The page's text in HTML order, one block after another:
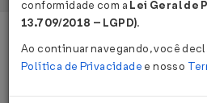
conformidade com a Lei Geral de
13.709/2018 – LGPD).
Ao continuar navegando, você
Política de Privacidade e nosso